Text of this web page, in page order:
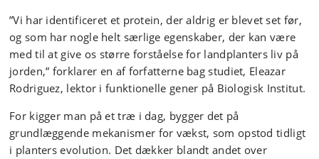
”Vi har identificeret et protein, der aldrig er blevet set før,
og som har nogle helt særlige egenskaber, der kan være
med til at give os større forståelse for landplanters liv på
jorden,” forklarer en af forfatterne bag studiet, Eleazar
Rodriguez, lektor i funktionelle gener på Biologisk Institut.
For kigger man på et træ i dag, bygger det på
grundlæggende mekanismer for vækst, som opstod tidligt
i planters evolution. Det dækker blandt andet over